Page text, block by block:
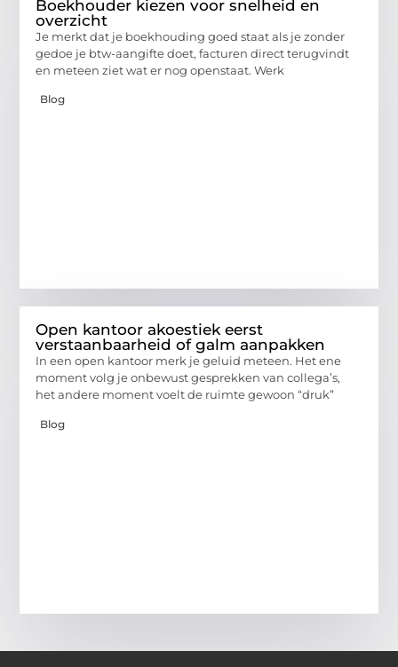
Boekhouder kiezen voor snelheid en
overzicht
Je merkt dat je boekhouding goed staat als je zonder
gedoe je btw-aangifte doet, facturen direct terugvindt
en meteen ziet wat er nog openstaat. Werk
Blog
Open kantoor akoestiek eerst
verstaanbaarheid of galm aanpakken
In een open kantoor merk je geluid meteen. Het ene
moment volg je onbewust gesprekken van collega’s,
het andere moment voelt de ruimte gewoon “druk”
Blog